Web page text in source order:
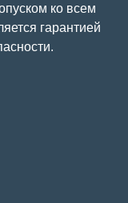
ко всем
гарантией